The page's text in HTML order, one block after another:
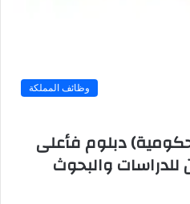
وظائف المملكة
دبلوم فأعلى
للدراسات والبحوث